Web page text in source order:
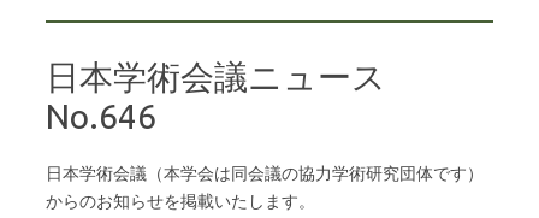
日本学術会議ニュース
No.646
日本学術会議（本学会は同会議の協力学術研究団体です）
からのお知らせを掲載いたします。